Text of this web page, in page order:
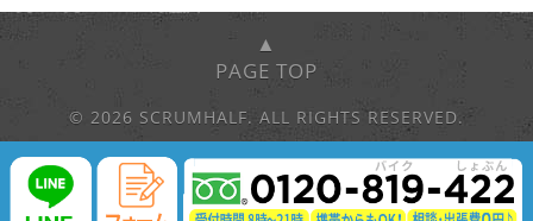
▲
PAGE TOP
© 2026 SCRUMHALF. ALL RIGHTS RESERVED.